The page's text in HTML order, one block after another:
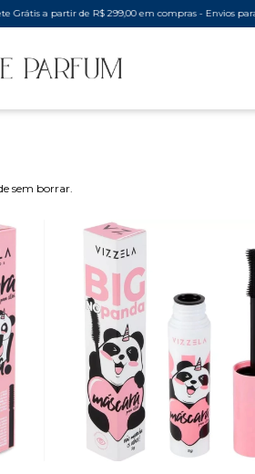
de R$ 299,00 em compras - Envios para todo o
sem borrar.